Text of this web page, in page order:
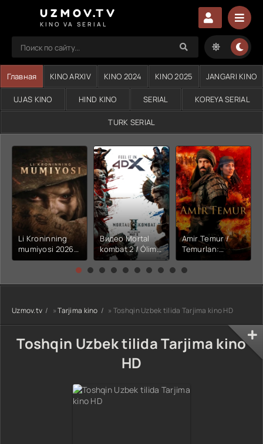
UZMOV.TV
KINO VA SERIAL
Главная KINO ARXIV KINO 2024 KINO 2025 JANGARI KINO
UJAS KINO HIND KINO SERIAL KOREYA SERIAL
TURK SERIAL
Li Kroninning
mumiyosi 2026
(uzbek tilida
kino) tarjima HD
Видео Mortal
kombat 2 / Ólim
jangi 2 (2026)
Uzbek tilida
Amir Temur /
Temurlan:
Fathchining
yuksalishi
tarjima kino Full
HD tas-ix
Uzmov.tv »Tarjima kino » Toshqin Uzbek tilida Tarjima kino HD
Toshqin Uzbek tilida Tarjima kino
HD